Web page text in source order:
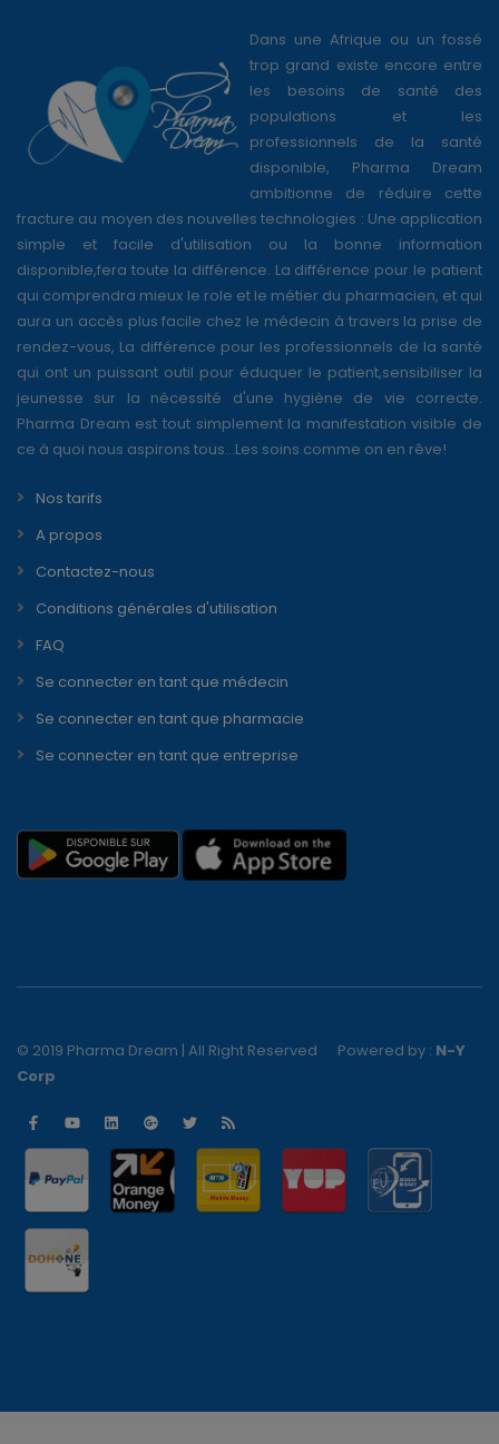
Dans une Afrique ou un fossé
trop grand existe encore entre
les besoins de santé des
populations et les
professionnels de la santé
disponible, Pharma Dream
ambitionne de réduire cette
fracture au moyen des nouvelles technologies : Une application
simple et facile d'utilisation ou la bonne information
disponible,fera toute la différence. La différence pour le patient
qui comprendra mieux le role et le métier du pharmacien, et qui
aura un accès plus facile chez le médecin à travers la prise de
rendez-vous, La différence pour les professionnels de la santé
qui ont un puissant outil pour éduquer le patient,sensibiliser la
jeunesse sur la nécessité d'une hygiène de vie correcte.
Pharma Dream est tout simplement la manifestation visible de
ce à quoi nous aspirons tous...Les soins comme on en rêve!
Nos tarifs
A propos
Contactez-nous
Conditions générales d'utilisation
FAQ
Se connecter en tant que médecin
Se connecter en tant que pharmacie
Se connecter en tant que entreprise
© 2019 Pharma Dream | All Right Reserved Powered by : N-Y
Corp